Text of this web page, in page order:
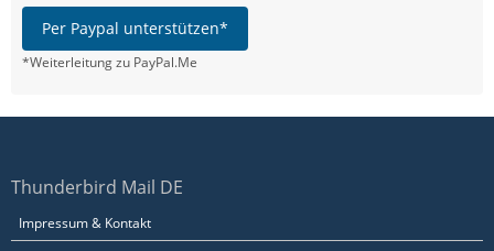
Per Paypal unterstützen*
*Weiterleitung zu PayPal.Me
Thunderbird Mail DE
Impressum & Kontakt